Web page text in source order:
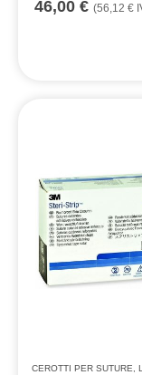
46,00 € (56,12 €
CEROTTI PER SUTURE,